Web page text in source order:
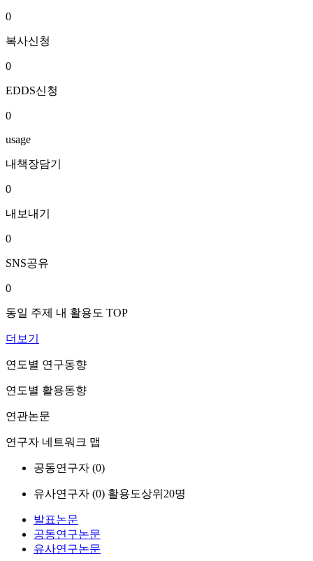
0
복사신청
0
EDDS신청
0
usage
내책장담기
0
내보내기
0
SNS공유
0
동일 주제 내 활용도 TOP
더보기
연도별 연구동향
연도별 활용동향
연관논문
연구자 네트워크 맵
공동연구자 (0)
유사연구자 (0) 활용도상위20명
발표논문
공동연구논문
유사연구논문